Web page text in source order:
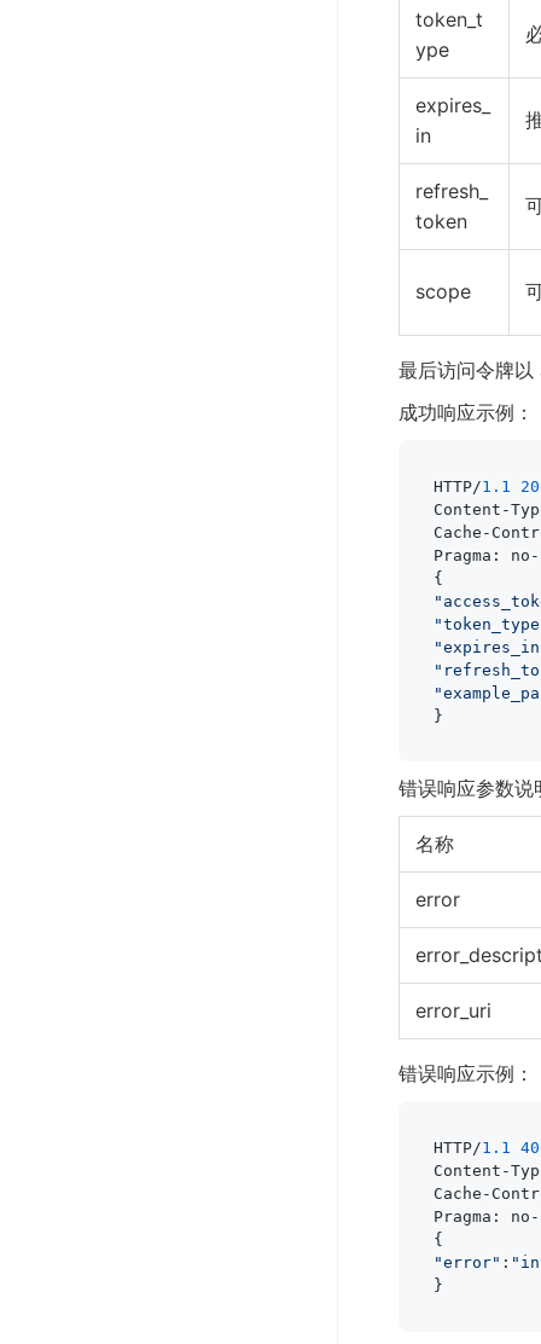
token_t
ype
expires_
in
refresh_
token
scope
最后访问令牌
成功响应示例：
HTTP/1.1
Content-
Cache-
Pragma:
}
错误响应参数说
名称
error
error_uri
错误响应示例：
HTTP/1.1
Content-
Cache-
Pragma:
"error" :
}